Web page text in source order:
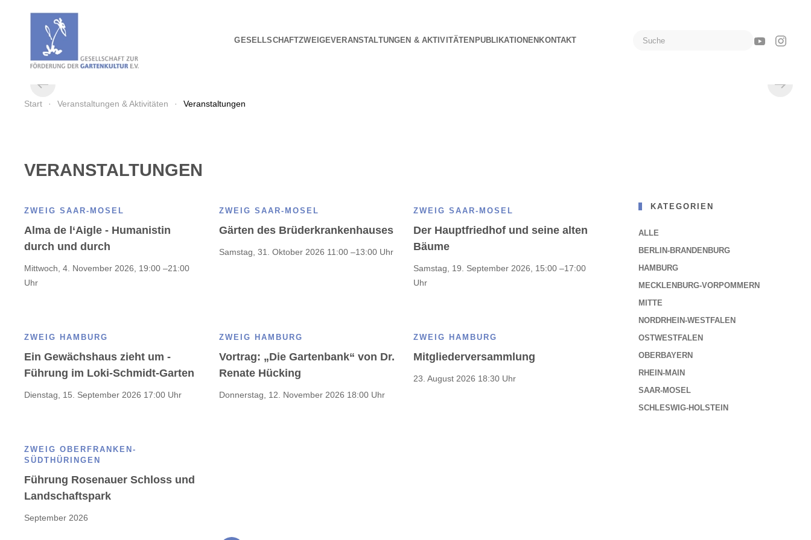
Zum Hauptinhalt springen
GESELLSCHAFTZWEIGEVERANSTALTUNGEN & AKTIVITÄTEN PUBLIKATIONEN KONTAKT
Start Veranstaltungen & Aktivitäten Veranstaltungen
VERANSTALTUNGEN
ZWEIG SAAR-MOSEL
Alma de l‘Aigle - Humanistin
durch und durch
Mittwoch, 4. November 2026, 19:00 –21:00
Uhr
ZWEIG SAAR-MOSEL
Gärten des Brüderkrankenhauses
Samstag, 31. Oktober 2026 11:00 –13:00 Uhr
ZWEIG SAAR-MOSEL
Der Hauptfriedhof und seine alten
Bäume
Samstag, 19. September 2026, 15:00 –17:00
Uhr
ZWEIG HAMBURG
Ein Gewächshaus zieht um -
Führung im Loki-Schmidt-Garten
Dienstag, 15. September 2026 17:00 Uhr
ZWEIG HAMBURG
Vortrag: „Die Gartenbank“ von Dr.
Renate Hücking
Donnerstag, 12. November 2026 18:00 Uhr
ZWEIG HAMBURG
Mitgliederversammlung
23. August 2026 18:30 Uhr
ZWEIG OBERFRANKEN-
SÜDTHÜRINGEN
Führung Rosenauer Schloss und
Landschaftspark
September 2026
KATEGORIEN
ALLE
BERLIN-BRANDENBURG
HAMBURG
MECKLENBURG-VORPOMMERN
MITTE
NORDRHEIN-WESTFALEN
OSTWESTFALEN
OBERBAYERN
RHEIN-MAIN
SAAR-MOSEL
SCHLESWIG-HOLSTEIN